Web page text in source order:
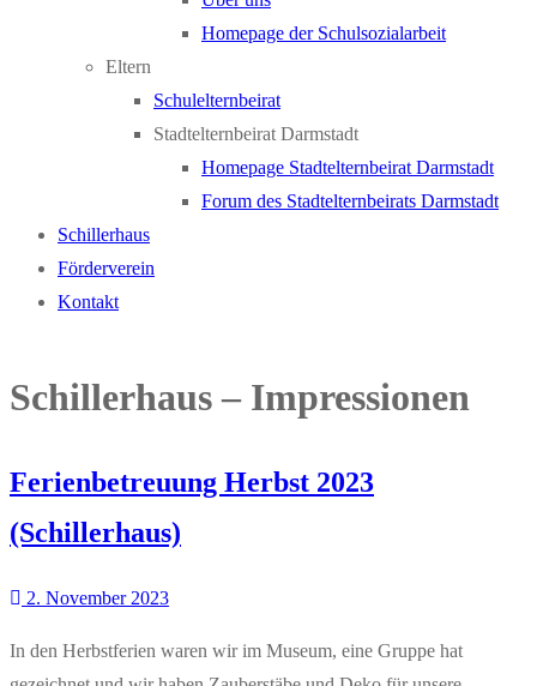
Homepage der Schulsozialarbeit
Eltern
Schulelternbeirat
Stadtelternbeirat Darmstadt
Homepage Stadtelternbeirat Darmstadt
Forum des Stadtelternbeirats Darmstadt
Schillerhaus
Förderverein
Kontakt
Schillerhaus – Impressionen
Ferienbetreuung Herbst 2023
(Schillerhaus)
2. November 2023
In den Herbstferien waren wir im Museum, eine Gruppe hat